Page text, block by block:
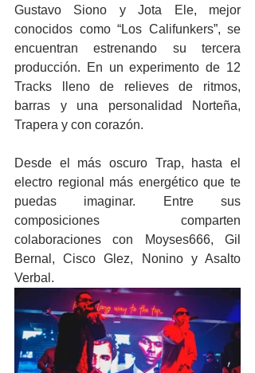
Gustavo Siono y Jota Ele, mejor
conocidos como “Los Califunkers”, se
encuentran estrenando su tercera
producción. En un experimento de 12
Tracks lleno de relieves de ritmos,
barras y una personalidad Norteña,
Trapera y con corazón.
Desde el más oscuro Trap, hasta el
electro regional más energético que te
puedas imaginar. Entre sus
composiciones comparten
colaboraciones con Moyses666, Gil
Bernal, Cisco Glez, Nonino y Asalto
Verbal.